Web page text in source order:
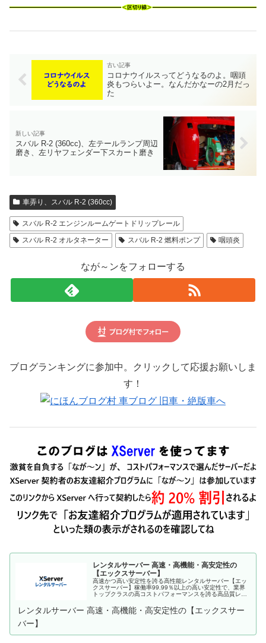
コロナウイルスってどうなるのよ。咽頭
炎もつらいよー。なんだかなーの2月だっ
た
スバル R-2 (360cc)、左テールランプ周辺
磨き、左リヤフェンダー下スカート磨き
車弄り、スバル R-2 (360cc)
スバル R-2 エンジンルームゲートドリップレール
スバル R-2 オルタネーター
スバル R-2 燃料ポンプ 咽頭炎
なが～ンをフォローする
ブログランキングに参加中。クリックして応援お願いしま
す！
レンタルサーバー 高速・高機能・高安定性の
【エックスサーバー】
高速かつ高い安定性を誇る高性能レンタルサーバー【エッ
クスサーバー】稼働率99.99％以上の高い安定性で、業界
トップクラスの高コストパフォーマンスを誇る高品質レン
無料お試し10日間。
レンタルサーバー 高速・高機能・高安定性の【エックスサー
バー】